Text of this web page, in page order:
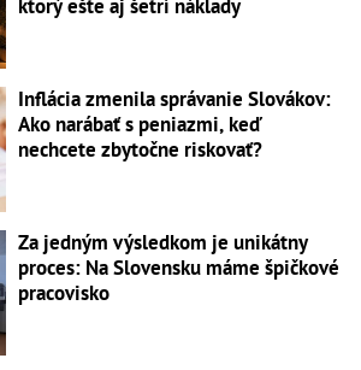
ktorý ešte aj šetrí náklady
Inflácia zmenila správanie Slovákov:
Ako narábať s peniazmi, keď
nechcete zbytočne riskovať?
Za jedným výsledkom je unikátny
proces: Na Slovensku máme špičkové
pracovisko